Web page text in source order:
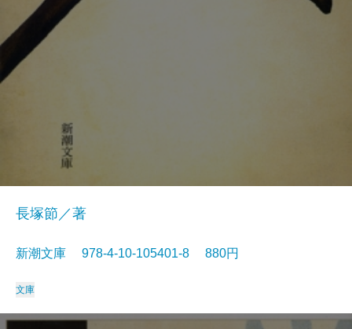
長塚節／著
新潮文庫 978-4-10-105401-8 880円
文庫